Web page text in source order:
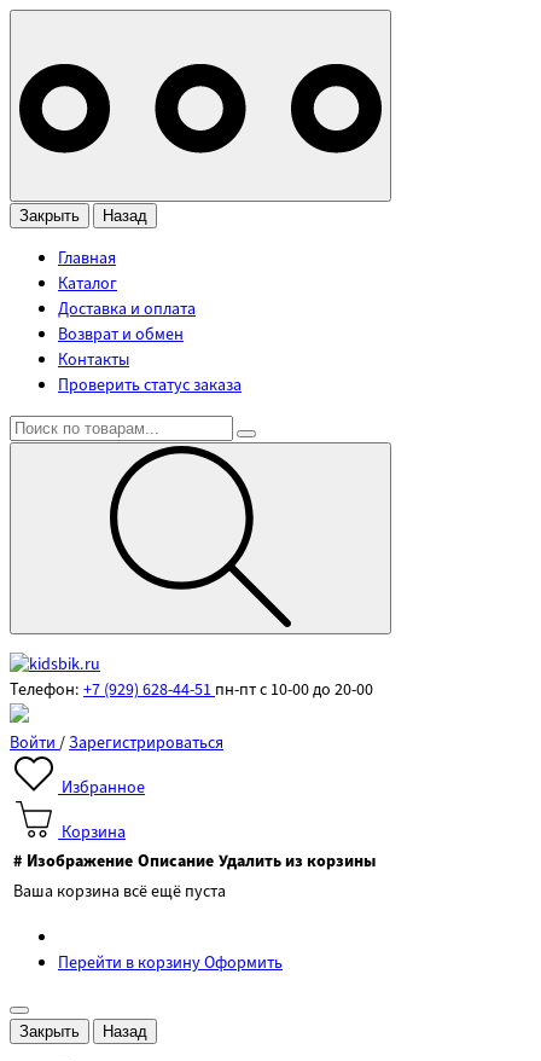
Закрыть Назад
Главная
Каталог
Доставка и оплата
Возврат и обмен
Контакты
Проверить статус заказа
Телефон: +7 (929) 628-44-51пн-пт с 10-00 до 20-00
Войти/Зарегистрироваться
Избранное
Корзина
# Изображение Описание Удалить из корзины
Ваша корзина всё ещё пуста
Перейти в корзинуОформить
Закрыть Назад